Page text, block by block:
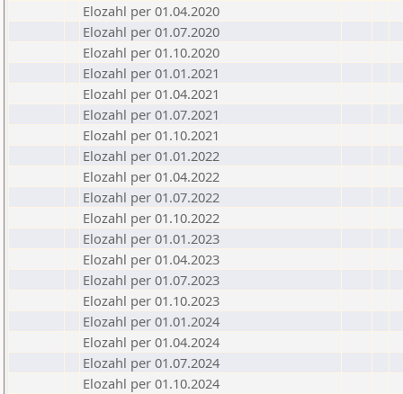
Elozahl per 01.04.2020
Elozahl per 01.07.2020
Elozahl per 01.10.2020
Elozahl per 01.01.2021
Elozahl per 01.04.2021
Elozahl per 01.07.2021
Elozahl per 01.10.2021
Elozahl per 01.01.2022
Elozahl per 01.04.2022
Elozahl per 01.07.2022
Elozahl per 01.10.2022
Elozahl per 01.01.2023
Elozahl per 01.04.2023
Elozahl per 01.07.2023
Elozahl per 01.10.2023
Elozahl per 01.01.2024
Elozahl per 01.04.2024
Elozahl per 01.07.2024
Elozahl per 01.10.2024